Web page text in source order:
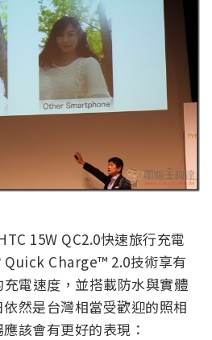
15W QC2.0快速旅行充電
Charge™ 2.0技術享有
電速度，並搭載防水與實體
然是台灣相當受歡迎的照相
該會有更好的表現：